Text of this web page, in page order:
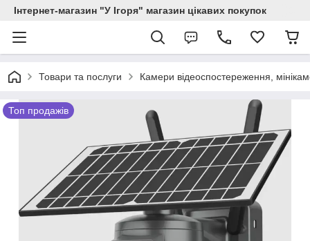
Інтернет-магазин "У Ігоря" магазин цікавих покупок
Товари та послуги Камери відеоспостереження,
Топ продажів